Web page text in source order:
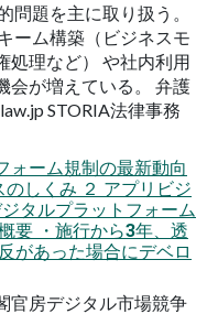
問題を主に取り扱う。
ーム構築（ビジネスモ
処理など） や社内利用
会が増えている。 弁護
STORIA法律事務
ォーム規制の最新動向
のしくみ ２ アプリビジ
タルプラットフォーム
要 ・施行から3年、透
があった場合にデベロ
官房デジタル市場競争